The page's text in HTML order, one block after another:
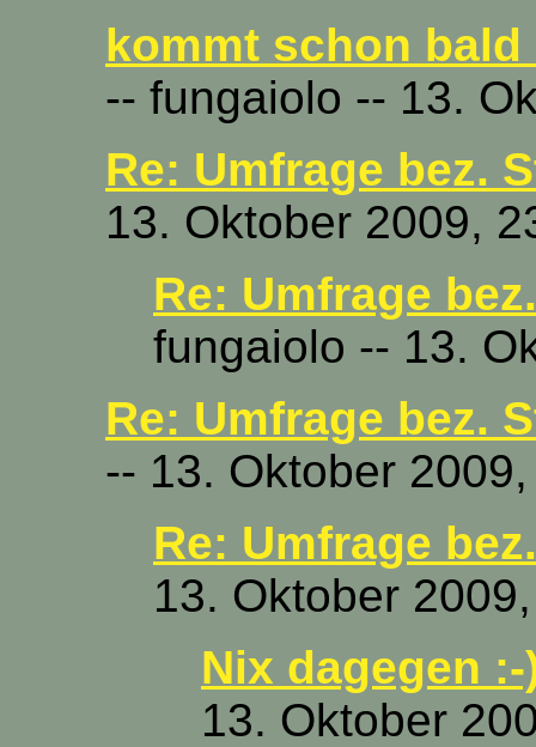
kommt schon bald
-- fungaiolo -- 13.
Re: Umfrage bez.
13. Oktober 2009,
Re: Umfrage
fungaiolo -- 13.
Re: Umfrage bez.
-- 13. Oktober
Re: Umfrage
13. Oktober
Nix dagegen :-
13. Oktober